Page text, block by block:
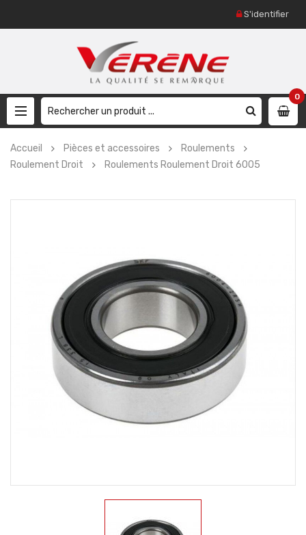
S'identifier
0
Accueil Pièces et accessoires
Roulements
Roulement Droit
Roulements Roulement Droit 6005